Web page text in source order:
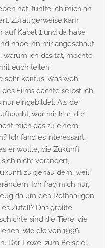
hat, fühlte ich mich an
Zufälligerweise kam
auf Kabel 1 und da habe
habe ihn mir angeschaut.
warum ich das tat, möchte
euch teilen:
sehr konfus. Was wohl
Films dachte selbst ich,
nur eingebildet. Als der
war mir klar, der
mich das zu einem
Ich fand es interessant,
er wollte, die Zukunft
nicht verändert,
zu genau dem, weil
Ich frag mich nur,
da um den Rothaarigen
Zufall? Das größte
sind die Tiere, die
wie die von 1996.
Der Löwe, zum Beispiel,